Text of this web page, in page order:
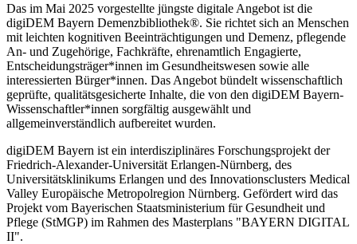
Das im Mai 2025 vorgestellte jüngste digitale Angebot ist die
digiDEM Bayern Demenzbibliothek®. Sie richtet sich an Menschen
mit leichten kognitiven Beeinträchtigungen und Demenz, pflegende
An- und Zugehörige, Fachkräfte, ehrenamtlich Engagierte,
Entscheidungsträger*innen im Gesundheitswesen sowie alle
interessierten Bürger*innen. Das Angebot bündelt wissenschaftlich
geprüfte, qualitätsgesicherte Inhalte, die von den digiDEM Bayern-
Wissenschaftler*innen sorgfältig ausgewählt und
allgemeinverständlich aufbereitet wurden.
digiDEM Bayern ist ein interdisziplinäres Forschungsprojekt der
Friedrich-Alexander-Universität Erlangen-Nürnberg, des
Universitätsklinikums Erlangen und des Innovationsclusters Medical
Valley Europäische Metropolregion Nürnberg. Gefördert wird das
Projekt vom Bayerischen Staatsministerium für Gesundheit und
Pflege (StMGP) im Rahmen des Masterplans "BAYERN DIGITAL
II".